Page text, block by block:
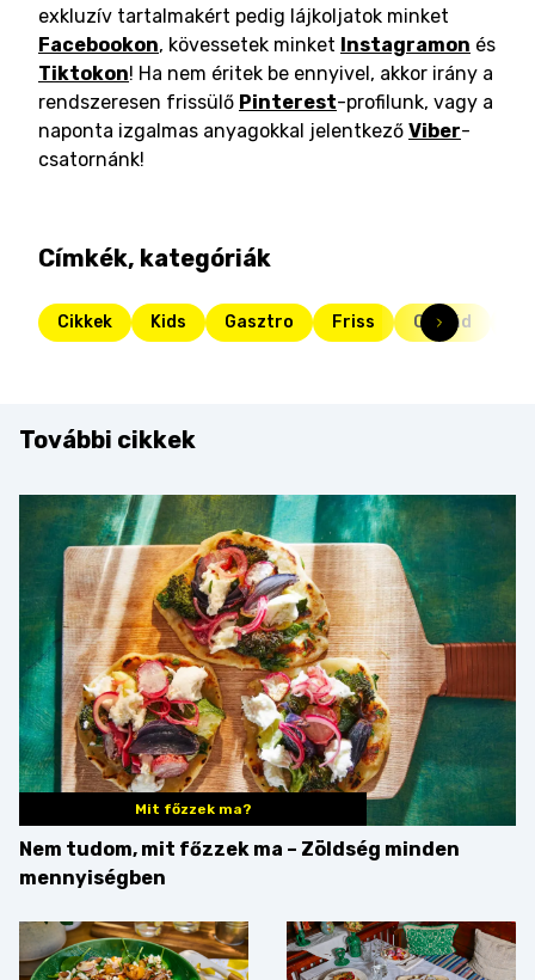
exkluzív tartalmakért pedig lájkoljatok minket
Facebookon, kövessetek minket Instagramon és
Tiktokon! Ha nem éritek be ennyivel, akkor irány a
rendszeresen frissülő Pinterest-profilunk, vagy a
naponta izgalmas anyagokkal jelentkező Viber-
csatornánk!
Címkék, kategóriák
Cikkek Kids Gasztro Friss Család
További cikkek
Mit főzzek ma?
Nem tudom, mit főzzek ma – Zöldség minden
mennyiségben